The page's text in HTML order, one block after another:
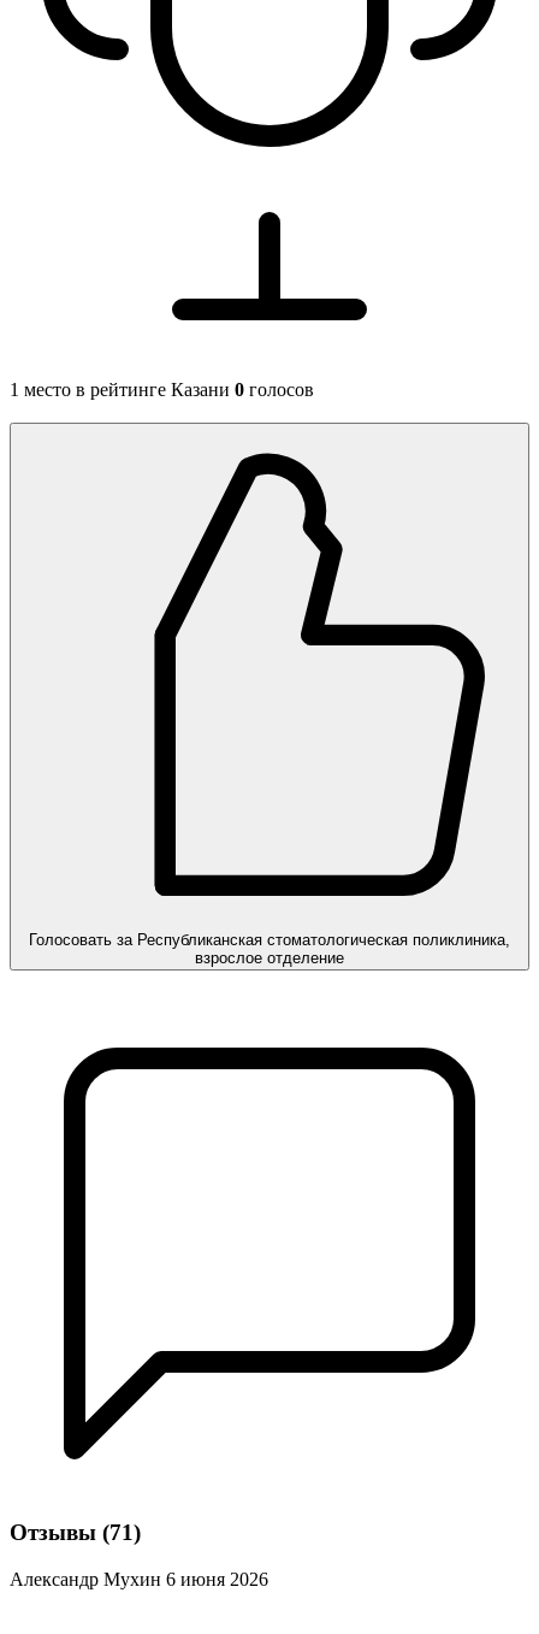
1 место в рейтинге Казани 0 голосов
Голосовать за Республиканская стоматологическая поликлиника,
взрослое отделение
Отзывы (71)
Александр Мухин 6 июня 2026